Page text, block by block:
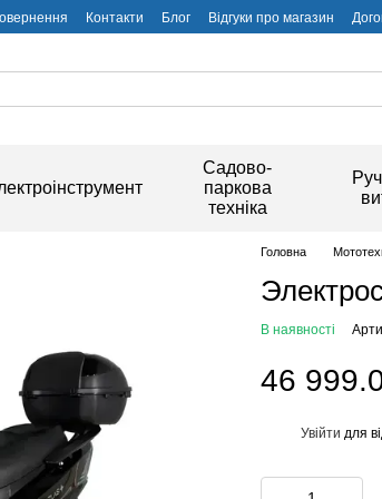
Контакти Блог Відгуки про магазин
Садово-
паркова
техніка
Головна
В наявності
46
Увійти для